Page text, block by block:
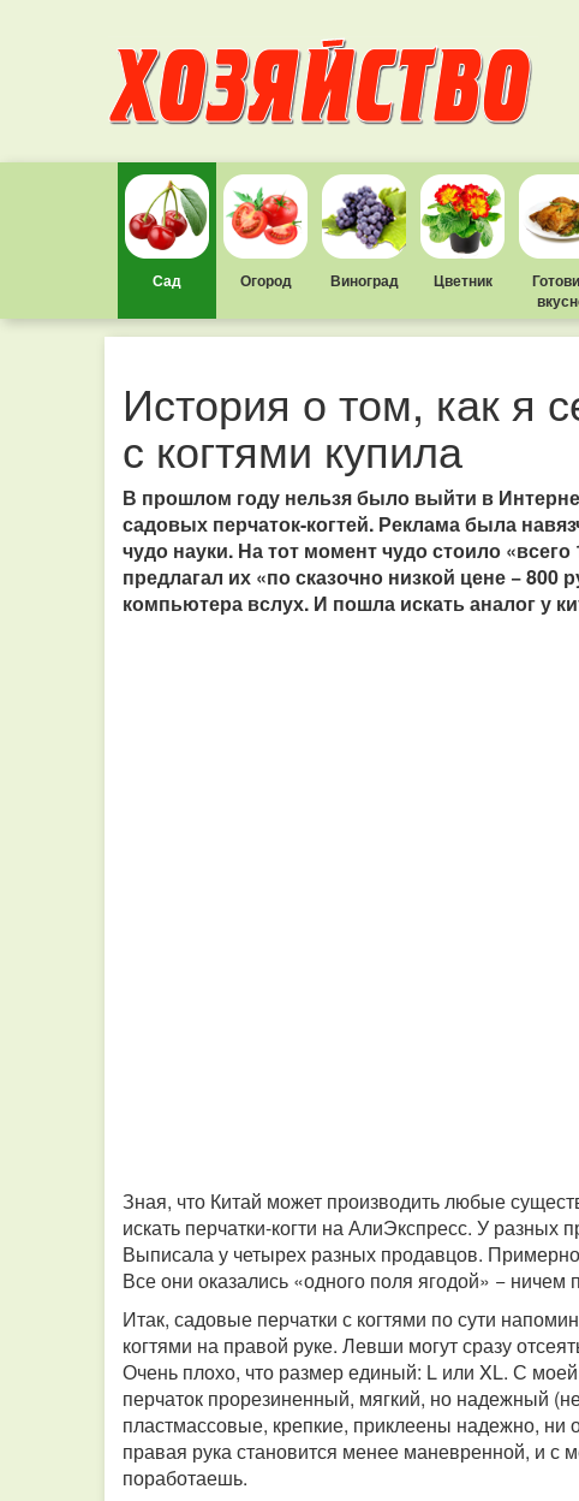
Сад Огород Виноград Цветник
История о том, как я
с когтями купила
В прошлом году нельзя было выйти в
садовых перчаток-когтей. Реклама была
чудо науки. На тот момент чудо стоило
предлагал их «по сказочно низкой цене − 800
компьютера вслух. И пошла искать аналог у
Зная, что Китай может производить любые
искать перчатки-когти на АлиЭкспресс. У
Выписала у четырех разных продавцов.
Все они оказались «одного поля ягодой» − ничем
Итак, садовые перчатки с когтями по сути
когтями на правой руке. Левши могут сразу
Очень плохо, что размер единый: L или XL. С
перчаток прорезиненный, мягкий, но надежный
пластмассовые, крепкие, приклеены надежно, ни
правая рука становится менее маневренной, и
поработаешь.